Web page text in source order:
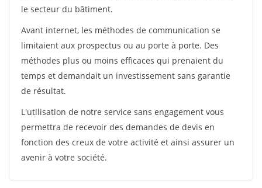
le secteur du bâtiment.
Avant internet, les méthodes de communication se
limitaient aux prospectus ou au porte à porte. Des
méthodes plus ou moins efficaces qui prenaient du
temps et demandait un investissement sans garantie
de résultat.
L'utilisation de notre service sans engagement vous
permettra de recevoir des demandes de devis en
fonction des creux de votre activité et ainsi assurer un
avenir à votre société.